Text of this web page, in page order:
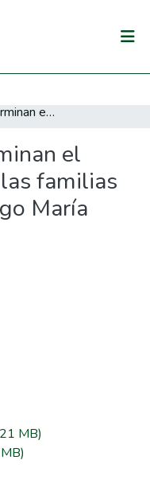
Factores que determinan el endeudamiento en las familias de la ciudad de Tingo María
el
familias
María
MB)